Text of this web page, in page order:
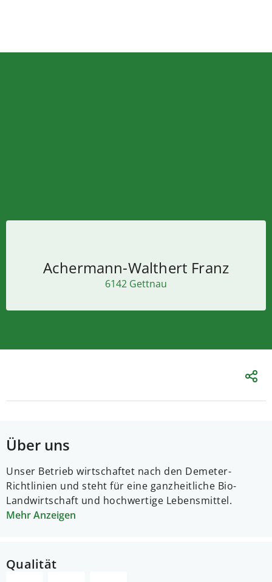
Achermann-Walthert Franz
6142 Gettnau
Über uns
Unser Betrieb wirtschaftet nach den Demeter-
Richtlinien und steht für eine ganzheitliche Bio-
Landwirtschaft und hochwertige Lebensmittel.
Mehr Anzeigen
Qualität